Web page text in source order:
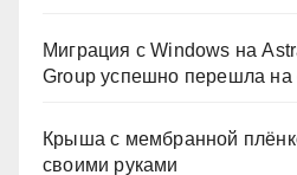
Миграция с Windows на
Group успешно перешла на
Крыша с мембранной
своими руками